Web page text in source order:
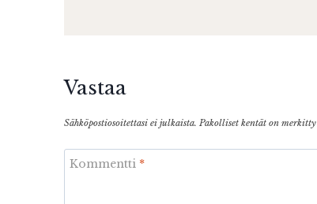
Vastaa
Sähköpostiosoitettasi ei julkaista. Pakolliset kentät on merkitty
Kommentti *